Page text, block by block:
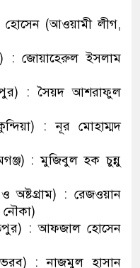
হোসেন (আওয়ামী লীগ,
: জোয়াহেরুল ইসলাম
: সৈয়দ আশরাফুল
: নূর মোহাম্মদ
: মুজিবুল হক চুন্নু
অষ্টগ্রাম) : রেজওয়ান
: আফজাল হোসেন
: নাজমুল হাসান